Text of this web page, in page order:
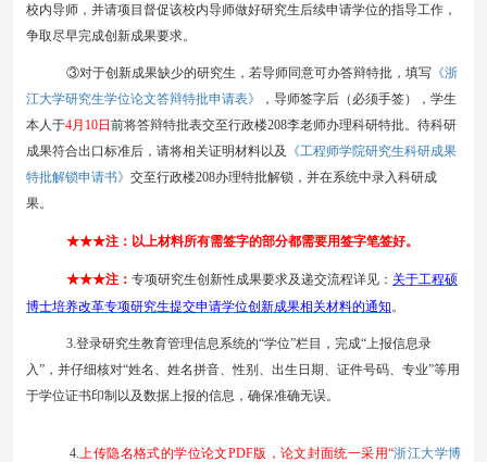
校内导师，并请项目督促该校内导师做好研究生后续申请学位的指导工作，
争取尽早完成创新成果要求。
③对于创新成果缺少的研究生，若导师同意可办答辩特批，填写 《浙
江大学研究生学位论文答辩特批申请表》
，导师签字后（必须手签），学生
本人于4月 10日 前将答辩特批表交至行政楼208李老师办理科研特批。待科研
成果符合出口标准后，请将相关证明材料以及
《工程师学院研究生科研成果
特批解锁申请书》 交至行政楼208办理特批解锁 ，并在系统中录入科研成
果。
★★★注：以上材料所有需签字的部分都需要用签字笔签好。
★★★注： 专项研究生创新性成果要求及递交流程详见： 关于工程硕
博士培养改革专项研究生提交申请学位创新成果相关材料的通知。
3.登录研究生教育管理信息系统的“学位”栏目，完成“上报信息录
入”，并仔细核对“姓名、姓名拼音、性别、出生日期、证件号码、专业”等用
于学位证书印制以及数据上报的信息，确保准确无误。
4.上传隐名格式的学位论文PDF版，论文封面统一采用“浙江大学博